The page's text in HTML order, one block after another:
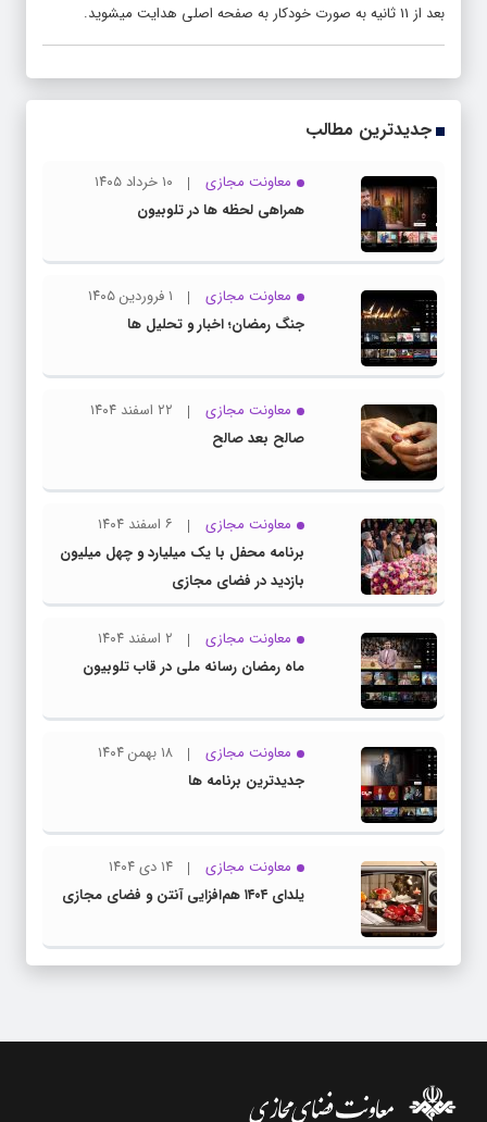
بعد از 11ثانیه به صورت خودکار به صفحه اصلی هدایت میشوید.
جدیدترین مطالب
معاونت مجازی
۱۰ خرداد ۱۴۰۵
همراهی لحظه ها در تلوبیون
معاونت مجازی
۱ فروردین ۱۴۰۵
جنگ رمضان؛ اخبار و تحلیل ها
معاونت مجازی
۲۲ اسفند ۱۴۰۴
صالح بعد صالح
معاونت مجازی
۶ اسفند ۱۴۰۴
برنامه محفل با یک میلیارد و چهل میلیون
بازدید در فضای مجازی
معاونت مجازی
۲ اسفند ۱۴۰۴
ماه رمضان رسانه ملی در قاب تلوبیون
معاونت مجازی
۱۸ بهمن ۱۴۰۴
جدیدترین برنامه ها
معاونت مجازی
۱۴ دی ۱۴۰۴
یلدای ۱۴۰۴ هم‌افزایی آنتن و فضای مجازی